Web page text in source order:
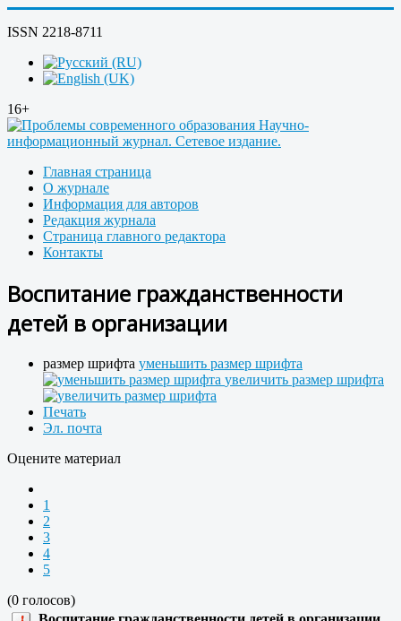
ISSN 2218-8711
16+
Главная страница
О журнале
Информация для авторов
Редакция журнала
Страница главного редактора
Контакты
Воспитание гражданственности
детей в организации
размер шрифта уменьшить размер шрифта
увеличить размер шрифта
Печать
Эл. почта
Оцените материал
1
2
3
4
5
(0 голосов)